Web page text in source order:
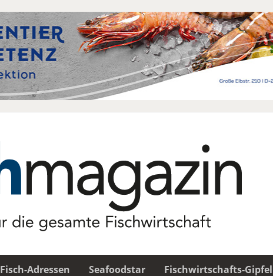
Fisch-Adressen Seafoodstar Fischwirtschafts-Gipfel